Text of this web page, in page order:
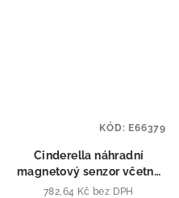
Cinderella náhradní
magnetový senzor včetně
kabeláže
782,64 Kč bez DPH
KÓD: E66379